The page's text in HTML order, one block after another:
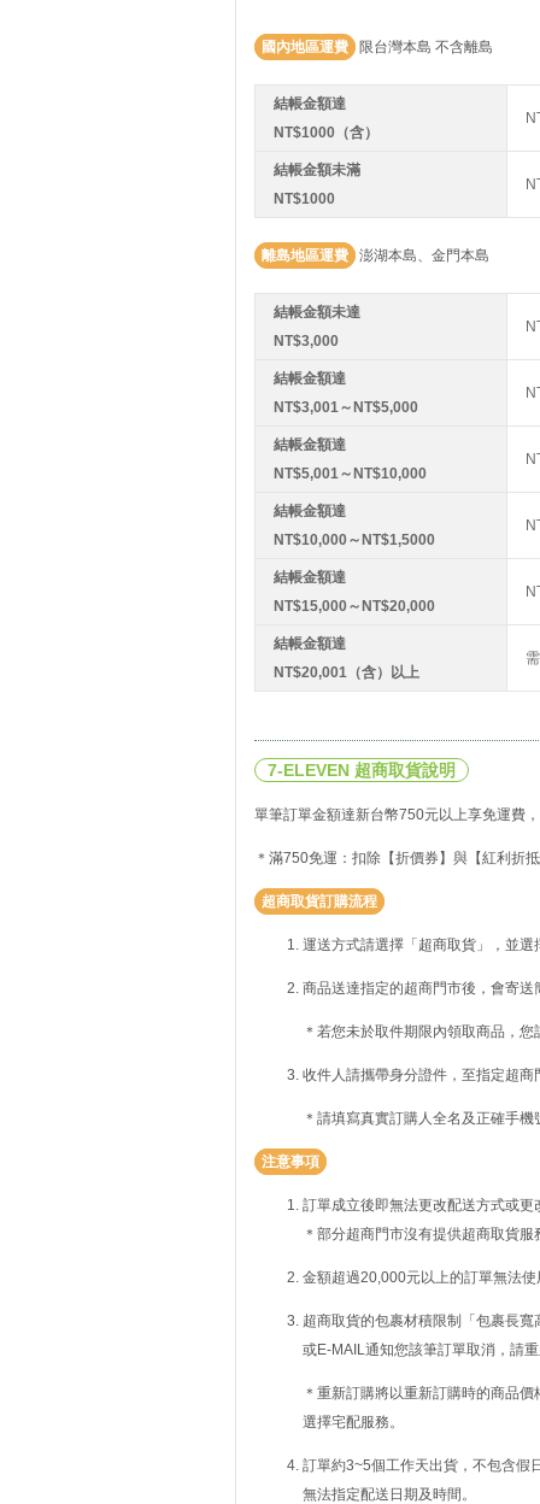
國內地區運費 限台灣本島 不含離島
結帳金額達
NT$1000（含）
結帳金額未滿
NT$1000
離島地區運費 澎湖本島、金門本島
結帳金額未達
NT$3,000
結帳金額達
NT$3,001～NT$5,000
結帳金額達
NT$5,001～NT$10,000
結帳金額達
NT$10,000～NT$1,5000
結帳金額達
NT$15,000～NT$20,000
結帳金額達
NT$20,001（含）以上
7-ELEVEN 超商取貨說明
單筆訂單金額達新台幣750元以上享免運費
＊滿750免運：扣除【折價券】與【紅利折
超商取貨訂購流程
運送方式請選擇「超商取貨」，並
商品送達指定的超商門市後，會寄
＊若您未於取件期限內領取商品，
收件人請攜帶身分證件，至指定超
＊請填寫真實訂購人全名及正確手
注意事項
訂單成立後即無法更改配送方式或
＊部分超商門市沒有提供超商取貨
金額超過20,000元以上的訂單無法
超商取貨的包裹材積限制「包裹長
或E-MAIL通知您該筆訂單取消，請
＊重新訂購將以重新訂購時的商品
選擇宅配服務。
訂單約3~5個工作天出貨，不包含假
無法指定配送日期及時間。